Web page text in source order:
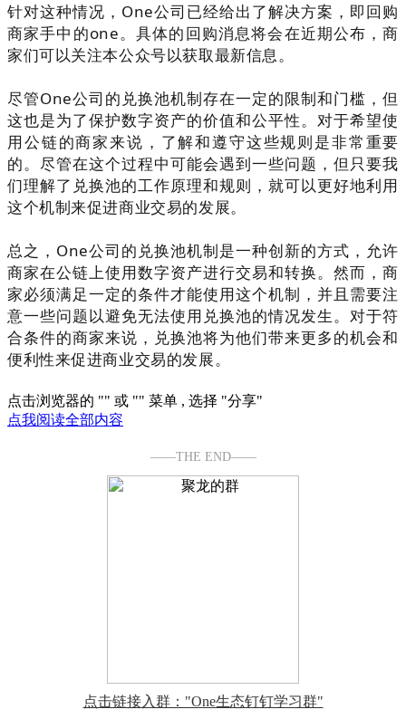
针对这种情况，One公司已经给出了解决方案，即回购
商家手中的one。具体的回购消息将会在近期公布，商
家们可以关注本公众号以获取最新信息。
尽管One公司的兑换池机制存在一定的限制和门槛，但
这也是为了保护数字资产的价值和公平性。对于希望使
用公链的商家来说，了解和遵守这些规则是非常重要
的。尽管在这个过程中可能会遇到一些问题，但只要我
们理解了兑换池的工作原理和规则，就可以更好地利用
这个机制来促进商业交易的发展。
总之，One公司的兑换池机制是一种创新的方式，允许
商家在公链上使用数字资产进行交易和转换。然而，商
家必须满足一定的条件才能使用这个机制，并且需要注
意一些问题以避免无法使用兑换池的情况发生。对于符
合条件的商家来说，兑换池将为他们带来更多的机会和
便利性来促进商业交易的发展。
点击浏览器的 "" 或 "" 菜单 , 选择 "分享"
点我阅读全部内容
——THE END——
点击链接入群："One生态钉钉学习群"